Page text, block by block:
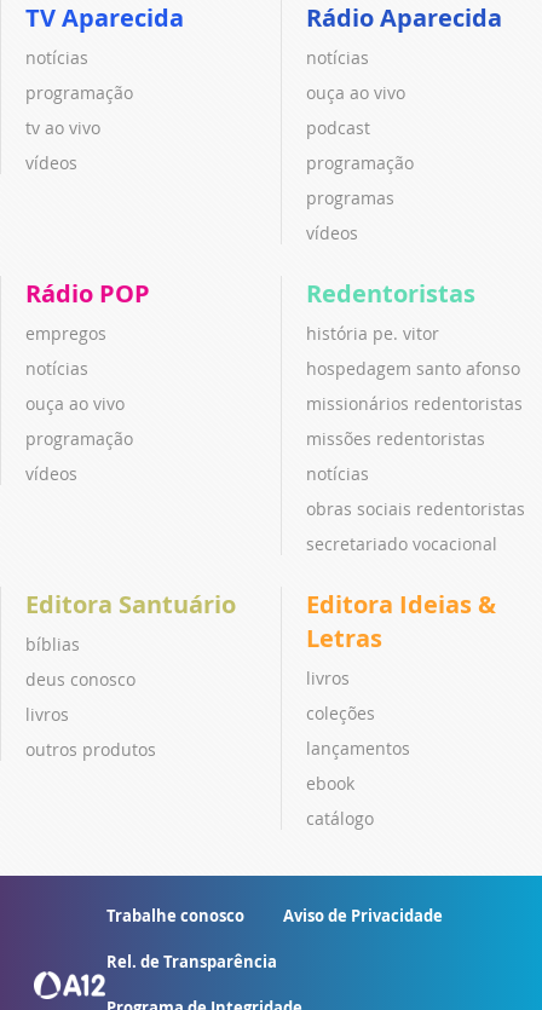
TV Aparecida
notícias
programação
tv ao vivo
vídeos
Rádio Aparecida
notícias
ouça ao vivo
podcast
programação
programas
vídeos
Rádio POP
empregos
notícias
ouça ao vivo
programação
vídeos
Redentoristas
história pe. vitor
hospedagem santo afonso
missionários redentoristas
missões redentoristas
notícias
obras sociais redentoristas
secretariado vocacional
Editora Santuário
bíblias
deus conosco
livros
outros produtos
Editora Ideias &
Letras
livros
coleções
lançamentos
ebook
catálogo
Trabalhe conosco Aviso de Privacidade
Rel. de Transparência